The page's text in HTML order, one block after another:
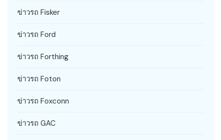
ข่าวรถ Fisker
ข่าวรถ Ford
ข่าวรถ Forthing
ข่าวรถ Foton
ข่าวรถ Foxconn
ข่าวรถ GAC